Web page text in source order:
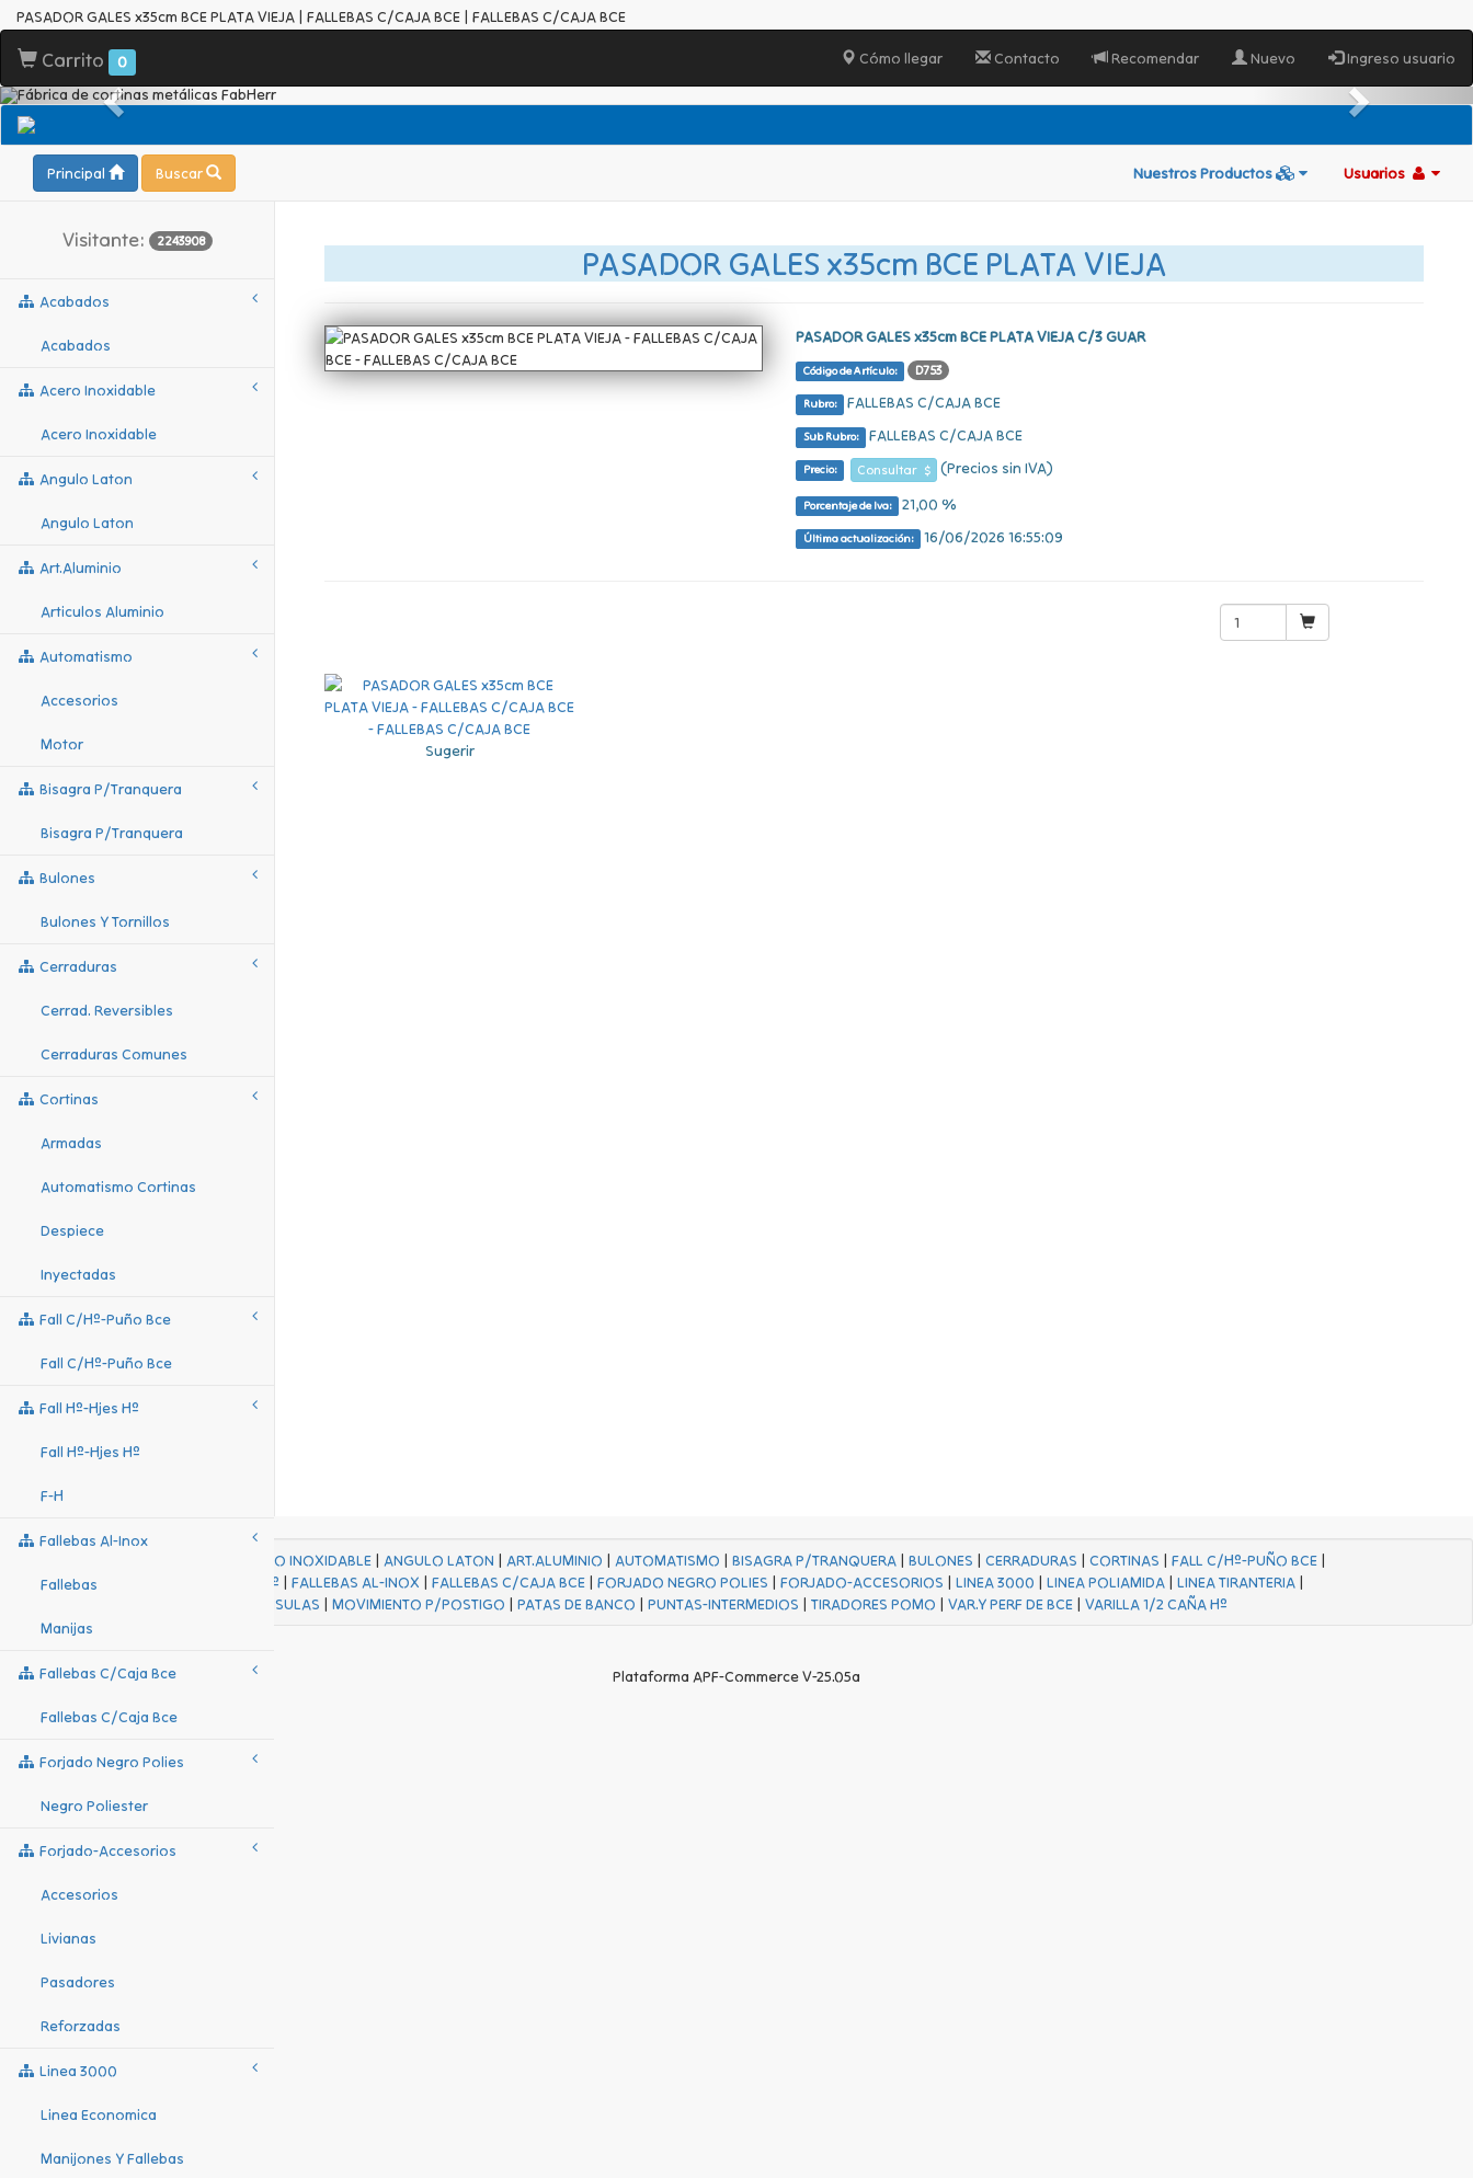
PASADOR GALES x35cm BCE PLATA VIEJA | FALLEBAS C/CAJA BCE | FALLEBAS C/CAJA BCE
Carrito 0 Cómo llegar Contacto Recomendar Nuevo Ingreso usuario
Principal Buscar Nuestros Productos Usuarios
Visitante: 2243908
Acabados
Acabados
Acero Inoxidable
Acero Inoxidable
Angulo Laton
Angulo Laton
Art.aluminio
Articulos Aluminio
Automatismo
Accesorios
Motor
Bisagra P/tranquera
Bisagra P/tranquera
Bulones
Bulones Y Tornillos
Cerraduras
Cerrad. Reversibles
Cerraduras Comunes
Cortinas
Armadas
Automatismo Cortinas
Despiece
Inyectadas
Fall C/hº-Puño Bce
Fall C/hº-Puño Bce
Fall Hº-Hjes Hº
Fall Hº-Hjes Hº
F-H
Fallebas Al-Inox
Fallebas
Manijas
Fallebas C/caja Bce
Fallebas C/caja Bce
Forjado Negro Polies
Negro Poliester
Forjado-Accesorios
Accesorios
Livianas
Pasadores
Reforzadas
Linea 3000
Linea Economica
Manijones Y Fallebas
PASADOR GALES x35cm BCE PLATA VIEJA
PASADOR GALES x35cm BCE PLATA VIEJA C/3 GUAR
Código de Artículo: D753
Rubro: FALLEBAS C/CAJA BCE
Sub Rubro: FALLEBAS C/CAJA BCE
Precio: Consultar $ (Precios sin IVA)
Porcentaje de Iva: 21,00 %
Última actualización: 16/06/2026 16:55:09
Sugerir
ACERO INOXIDABLE| ANGULO LATON | ART.ALUMINIO | AUTOMATISMO | BISAGRA P/TRANQUERA| BULONES | CERRADURAS | CORTINAS | FALL C/Hº-PUÑO BCE|
FALL Hº-HJES Hº |FALLEBAS AL-INOX |FALLEBAS C/CAJA BCE |FORJADO NEGRO POLIES |FORJADO-ACCESORIOS |LINEA 3000 |LINEA POLIAMIDA |LINEA TIRANTERIA |
MENSULAS | MOVIMIENTO P/POSTIGO | PATAS DE BANCO | PUNTAS-INTERMEDIOS | TIRADORES POMO | VAR.Y PERF DE BCE| VARILLA 1/2 CAÑA Hº
Plataforma APF-Commerce V-25.05a